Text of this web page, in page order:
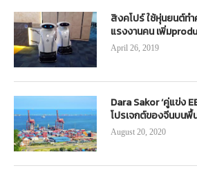
สิงคโปร์ ใช้หุ่นยนต์ท
แรงงานคน เพิ่ม
April 26, 2019
Dara Sakor ‘คู่แข่ง
โปรเจกต์ของจีนบน
August 20, 2020